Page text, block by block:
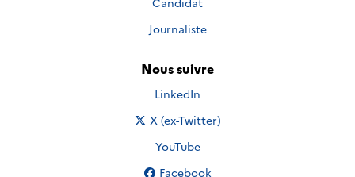
Journaliste
Nous suivre
Nous suivre sur
LinkedIn
Nous suivre sur
X (ex-Twitter)
Nous suivre sur
YouTube
Nous suivre sur
Facebook